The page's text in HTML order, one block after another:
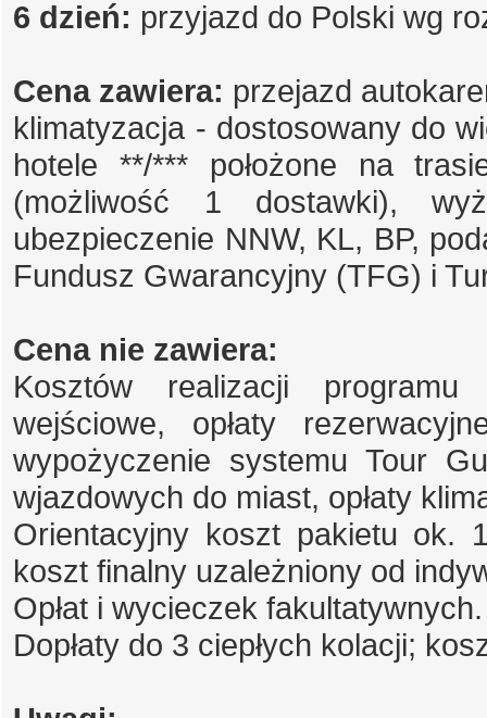
6 dzień: przyjazd do Polski wg
Cena zawiera: przejazd
klimatyzacja - dostosowany do
hotele **/*** położone na
(możliwość 1 dostawki),
ubezpieczenie NNW, KL, BP,
Fundusz Gwarancyjny (TFG) i
Cena nie zawiera:
Kosztów realizacji
wejściowe, opłaty
wypożyczenie systemu Tour
wjazdowych do miast, opłaty
Orientacyjny koszt pakietu ok.
koszt finalny uzależniony od
Opłat i wycieczek fakultatywnych.
Dopłaty do 3 ciepłych kolacji;